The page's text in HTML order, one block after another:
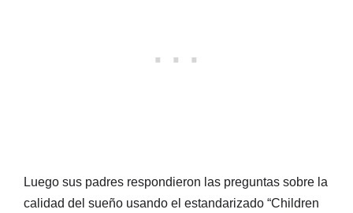
Luego sus padres respondieron las preguntas sobre la
calidad del sueño usando el estandarizado “Children